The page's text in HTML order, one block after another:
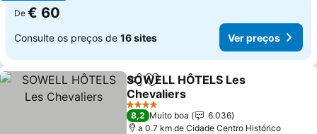
De € 60
Consulte os preços de 16 sites Ver preços
PartilharAdicionar aos favoritos
SOWELL HÔTELS Les
Chevaliers
4 Estrelas
8,2 Muito boa
6.036
a 0.7 km de Cidade Centro Histórico